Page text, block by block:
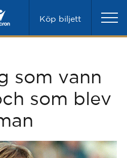
Köp biljett
som vann
som blev